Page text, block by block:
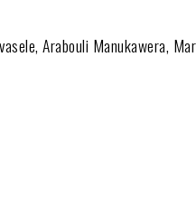
Arabouli Manukawera,